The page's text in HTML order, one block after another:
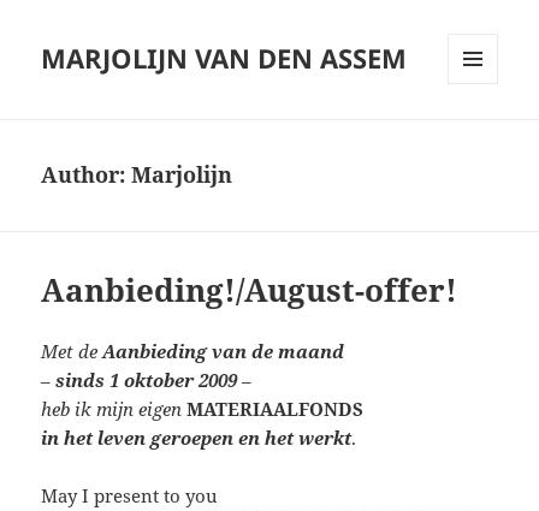
MARJOLIJN VAN DEN ASSEM
Author:Marjolijn
Aanbieding!/August-offer!
Met de Aanbieding van de maand
–sinds 1 oktober 2009–
heb ik mijn eigen MATERIAALFONDS
in het leven geroepen en het werkt.
May I present to you